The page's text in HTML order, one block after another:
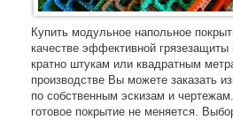
Купить модульное напольное
качестве эффективной
кратно штукам или квадратным
производстве Вы можете заказать
по собственным эскизам и
готовое покрытие не меняется.